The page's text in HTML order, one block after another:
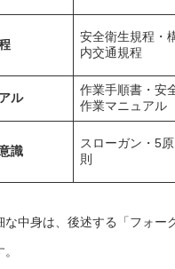
安全衛生規程・
内交通規程
ル
作業手順書・安
作業マニュアル
識
スローガン・5原
則
な中身は、後述する「フォー